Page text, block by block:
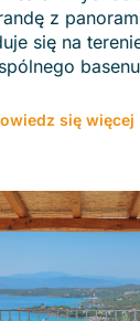
z
się na
się więcej